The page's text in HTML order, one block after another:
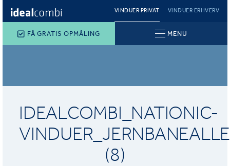
VINDUER PRIVAT VINDUER ERHVERV
FÅ GRATIS OPMÅLING MENU
IDEALCOMBI_NATIONIC-
(8)